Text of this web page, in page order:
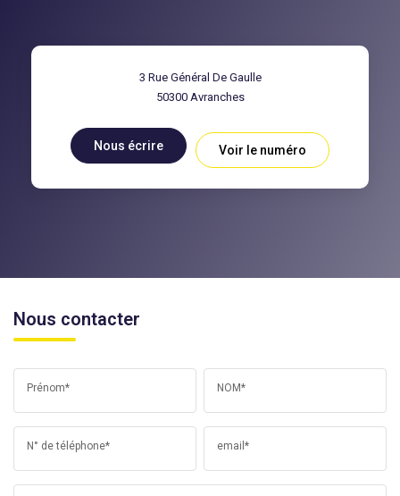
3 Rue Général De Gaulle
50300 Avranches
Nous écrire Voir le numéro
Nous contacter
Prénom* NOM*
N° de téléphone* email*